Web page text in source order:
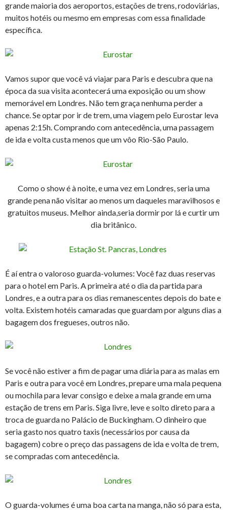
grande maioria dos aeroportos, estações de trens, rodoviárias,
muitos hotéis ou mesmo em empresas com essa finalidade
específica.
Vamos supor que você vá viajar para Paris e descubra que na
época da sua visita acontecerá uma exposição ou um show
memorável em Londres. Não tem graça nenhuma perder a
chance. Se optar por ir de trem, uma viagem pelo Eurostar leva
apenas 2:15h. Comprando com antecedência, uma passagem
de ida e volta custa menos que um vôo Rio-São Paulo.
Como o show é à noite, e uma vez em Londres, seria uma
grande pena não visitar ao menos um daqueles maravilhosos e
gratuitos museus. Melhor ainda,seria dormir por lá e curtir um
dia britânico.
É aí entra o valoroso guarda-volumes: Você faz duas reservas
para o hotel em Paris. A primeira até o dia da partida para
Londres, e a outra para os dias remanescentes depois do bate e
volta. Existem hotéis camaradas que guardam por alguns dias a
bagagem dos fregueses, outros não.
Se você não estiver a fim de pagar uma diária para as malas em
Paris e outra para você em Londres, prepare uma mala pequena
ou mochila para levar consigo e deixe a mala grande em uma
estação de trens em Paris. Siga livre, leve e solto direto para a
troca de guarda no Palácio de Buckingham. O dinheiro que
seria gasto nos quatro taxis (necessários por causa da
bagagem) cobre o preço das passagens de ida e volta de trem,
se compradas com antecedência.
O guarda-volumes é uma boa carta na manga, não só para esta,